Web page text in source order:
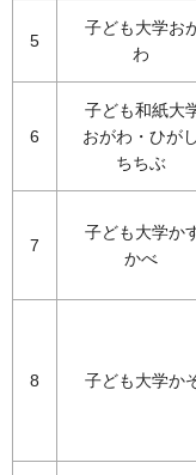
5
子ども大学お
わ
6
子ども和紙大
おがわ・ひがし
ちちぶ
7
子ども大学か
かべ
8 子ども大学か